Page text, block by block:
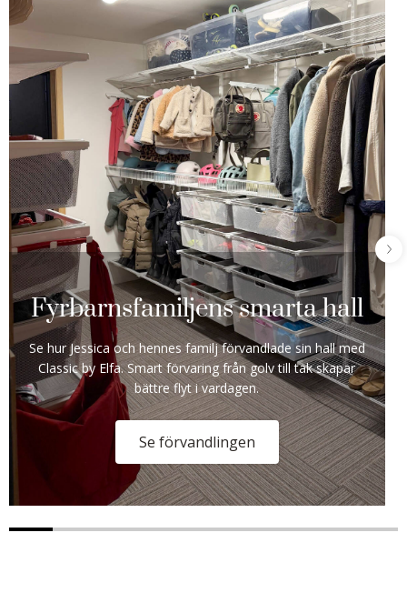
Fyrbarnsfamiljens smarta hall
Se hur Jessica och hennes familj förvandlade sin hall med
Classic by Elfa. Smart förvaring från golv till tak skapar
bättre flyt i vardagen.
Se förvandlingen